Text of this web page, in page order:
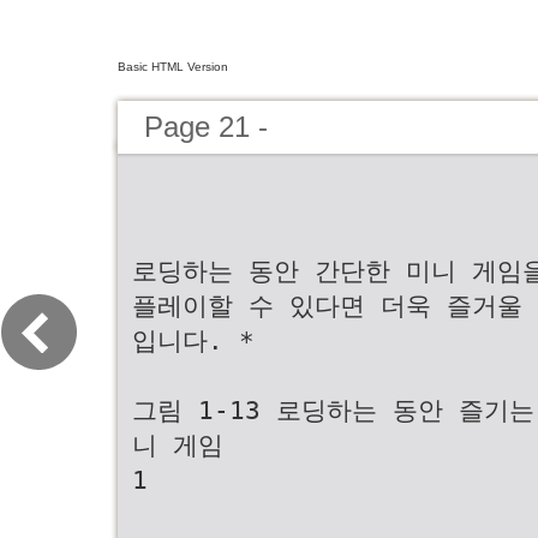
Basic HTML Version
Page 21 -
로딩하는 동안 간단한 미니 게임
플레이할 수 있다면 더욱 즐거울
입니다. *
그림 1-13 로딩하는 동안 즐기
니 게임
1